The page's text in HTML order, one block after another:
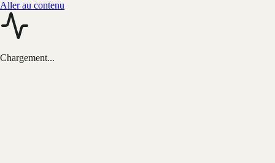
Aller au contenu
Chargement...